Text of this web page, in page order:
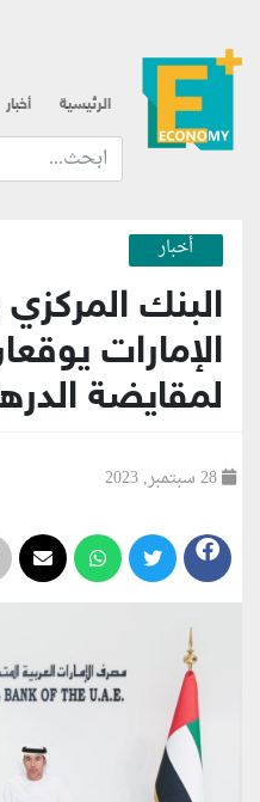
الرئيسية أخبار
ابحث عن... :
أخبار
البنك
الإمارات
لمقايضة